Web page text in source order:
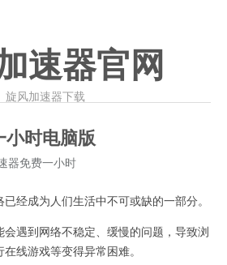
速器官网
旋风加速器下载
小时电脑版
器免费一小时
成为人们生活中不可或缺的一部分。
遇到网络不稳定、缓慢的问题，导致浏
线游戏等变得异常困难。